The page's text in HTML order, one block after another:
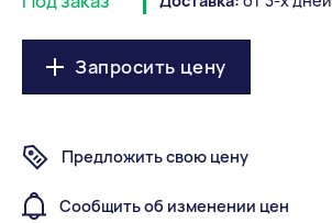
Запросить цену
Предложить свою цену
Сообщить об изменении цен